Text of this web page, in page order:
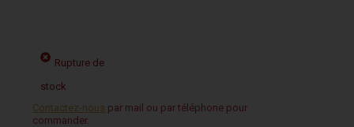
Rupture de
stock
Contactez-nous par mail ou par téléphone pour
commander.